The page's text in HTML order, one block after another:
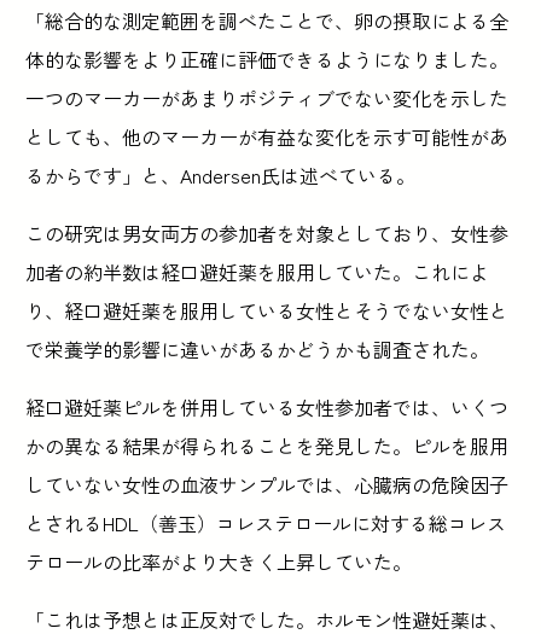
「総合的な測定範囲を調べたことで、卵の摂取による全
体的な影響をより正確に評価できるようになりました。
一つのマーカーがあまりポジティブでない変化を示した
としても、他のマーカーが有益な変化を示す可能性があ
るからです」と、Andersen氏は述べている。
この研究は男女両方の参加者を対象としており、女性参
加者の約半数は経口避妊薬を服用していた。これによ
り、経口避妊薬を服用している女性とそうでない女性と
で栄養学的影響に違いがあるかどうかも調査された。
経口避妊薬ピルを併用している女性参加者では、いくつ
かの異なる結果が得られることを発見した。ピルを服用
していない女性の血液サンプルでは、心臓病の危険因子
とされるHDL（善玉）コレステロールに対する総コレス
テロールの比率がより大きく上昇していた。
「これは予想とは正反対でした。ホルモン性避妊薬は、